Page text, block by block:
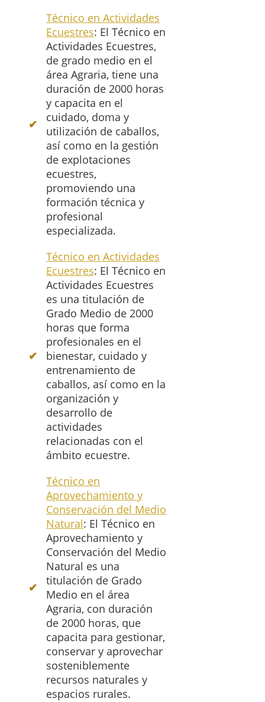
Técnico en Actividades
Ecuestres: El Técnico en
Actividades Ecuestres,
de grado medio en el
área Agraria, tiene una
duración de 2000 horas
y capacita en el
cuidado, doma y
utilización de caballos,
así como en la gestión
de explotaciones
ecuestres,
promoviendo una
formación técnica y
profesional
especializada.
Técnico en Actividades
Ecuestres: El Técnico en
Actividades Ecuestres
es una titulación de
Grado Medio de 2000
horas que forma
profesionales en el
bienestar, cuidado y
entrenamiento de
caballos, así como en la
organización y
desarrollo de
actividades
relacionadas con el
ámbito ecuestre.
Técnico en
Aprovechamiento y
Conservación del Medio
Natural: El Técnico en
Aprovechamiento y
Conservación del Medio
Natural es una
titulación de Grado
Medio en el área
Agraria, con duración
de 2000 horas, que
capacita para gestionar,
conservar y aprovechar
sosteniblemente
recursos naturales y
espacios rurales.